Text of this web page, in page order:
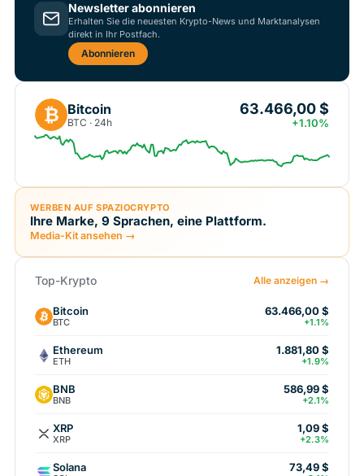
Newsletter abonnieren
Erhalten Sie die neuesten Krypto-News und Marktanalysen
direkt in Ihr Postfach.
Abonnieren
₿ Bitcoin
BTC · 24h
63.466,00 $
+1.10%
WERBEN AUF SPAZIOCRYPTO
Ihre Marke, 9 Sprachen, eine Plattform.
Media-Kit ansehen →
Top-Krypto Alle anzeigen →
Bitcoin
BTC
63.466,00 $
+1.1%
Ethereum
ETH
1.881,80 $
+1.9%
BNB
BNB
586,99 $
+2.1%
XRP
XRP
1,09 $
+2.3%
Solana 73,49 $